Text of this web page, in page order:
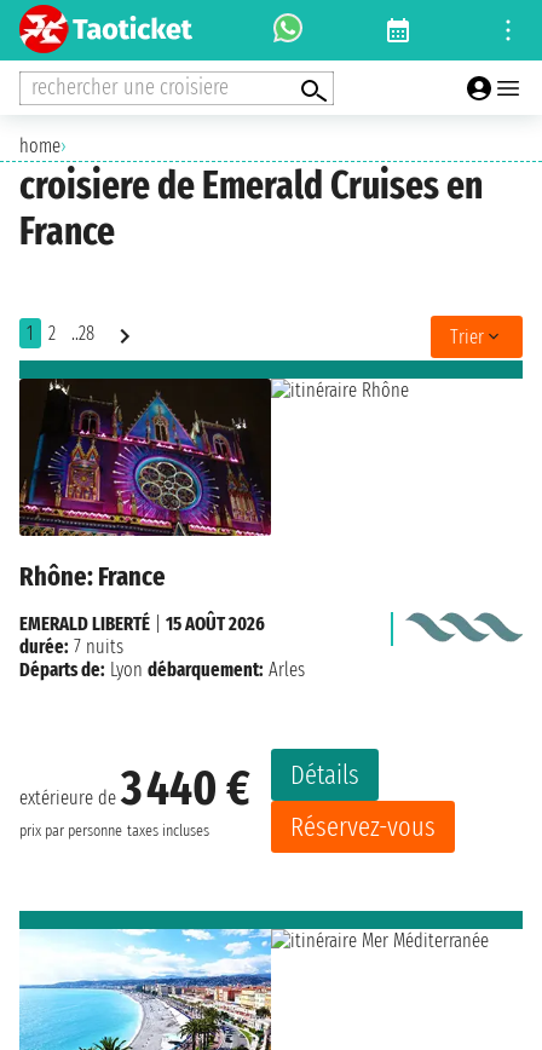
rechercher une croisiere
home›
croisiere de Emerald Cruises en
France
1 2 ..28 Trier
Rhône: France
extérieure de3 440 €
prix par personne taxes incluses
Détails
Réservez-vous
EMERALD LIBERTÉ
15 AOÛT 2026
durée: 7 nuits
Départs de: Lyon débarquement: Arles